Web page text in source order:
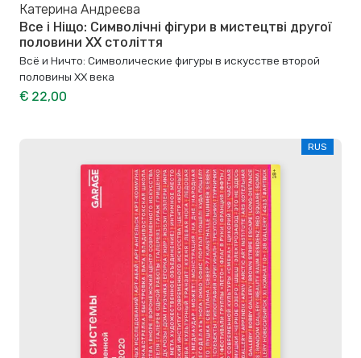
Катерина Андреєва
Все і Ніщо: Символічні фігури в мистецтві другої
половини XX століття
Всё и Ничто: Символические фигуры в искусстве второй
половины XX века
€ 22,00
RUS